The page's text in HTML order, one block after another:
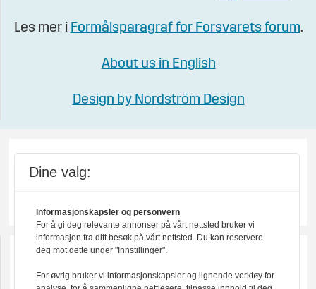
Les mer i Formålsparagraf for Forsvarets forum.
About us in English
Design by Nordström Design
Dine valg:
Informasjonskapsler og personvern
For å gi deg relevante annonser på vårt nettsted bruker vi
informasjon fra ditt besøk på vårt nettsted. Du kan reservere
deg mot dette under "Innstillinger".
For øvrig bruker vi informasjonskapsler og lignende verktøy for